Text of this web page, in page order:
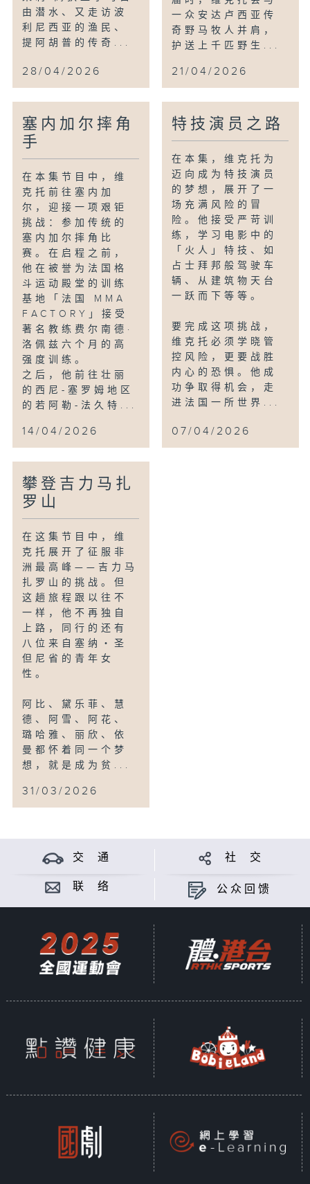
由潜水、又走访波
利尼西亚的渔民、
提阿胡普的传奇...
28/04/2026
一众安达卢西亚传
奇野马牧人并肩，
护送上千匹野生...
21/04/2026
塞内加尔摔角
手
在本集节目中，维
克托前往塞内加
尔，迎接一项艰钜
挑战：参加传统的
塞内加尔摔角比
赛。在启程之前，
他在被誉为法国格
斗运动殿堂的训练
基地「法国 MMA
FACTORY」接受
著名教练费尔南德·
洛佩兹六个月的高
强度训练。
之后，他前往壮丽
的西尼-塞罗姆地区
的若阿勒-法久特...
14/04/2026
特技演员之路
在本集，维克托为
迈向成为特技演员
的梦想，展开了一
场充满风险的冒
险。他接受严苛训
练，学习电影中的
「火人」特技、如
占士拜邦般驾驶车
辆、从建筑物天台
一跃而下等等。
要完成这项挑战，
维克托必须学晓管
控风险，更要战胜
内心的恐惧。他成
功争取得机会，走
进法国一所世界...
07/04/2026
攀登吉力马扎
罗山
在这集节目中，维
克托展开了征服非
洲最高峰——吉力马
扎罗山的挑战。但
这趟旅程跟以往不
一样，他不再独自
上路，同行的还有
八位来自塞纳・圣
但尼省的青年女
性。
阿比、黛乐菲、慧
德、阿雪、阿花、
璐哈雅、丽欣、依
曼都怀着同一个梦
想，就是成为贫...
31/03/2026
交 通 社 交
联 络 公众回馈